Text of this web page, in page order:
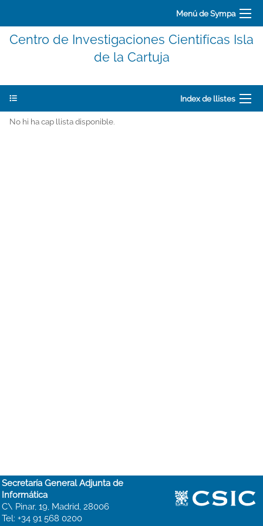
Menú de Sympa
Centro de Investigaciones Cientifícas Isla
de la Cartuja
Index de llistes
No hi ha cap llista disponible.
Secretaría General Adjunta de
Informática
C\ Pinar, 19, Madrid, 28006
Tel: +34 91 568 0200